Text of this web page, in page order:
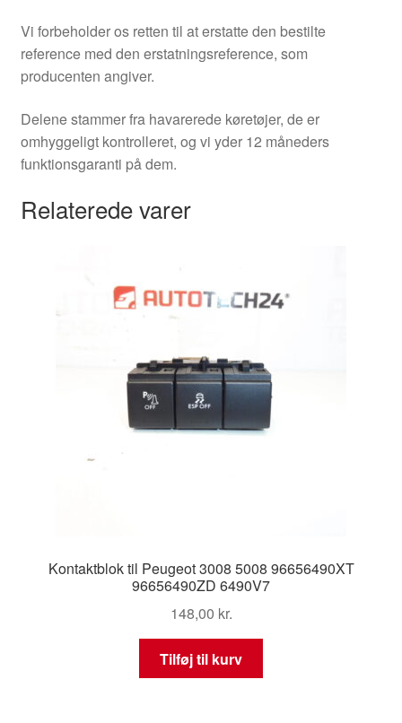
Vi forbeholder os retten til at erstatte den bestilte
reference med den erstatningsreference, som
producenten angiver.
Delene stammer fra havarerede køretøjer, de er
omhyggeligt kontrolleret, og vi yder 12 måneders
funktionsgaranti på dem.
Relaterede varer
Kontaktblok til Peugeot 3008 5008 96656490XT
96656490ZD 6490V7
148,00 kr.
Tilføj til kurv